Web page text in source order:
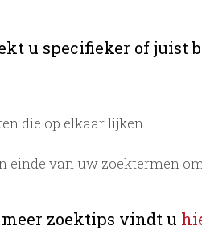
u specifieker of juist
die op elkaar lijken.
einde van uw zoektermen
zoektips vindt u